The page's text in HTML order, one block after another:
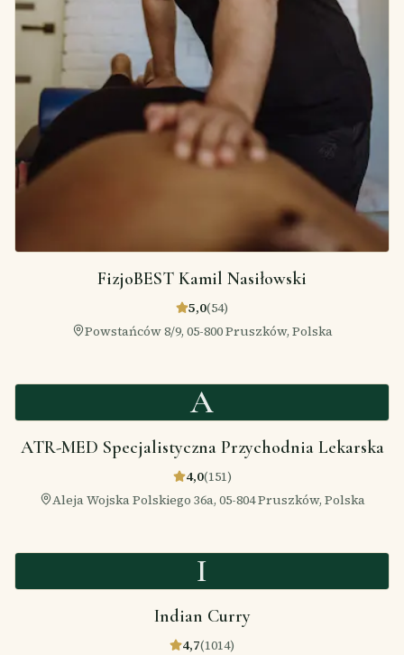
FizjoBEST Kamil Nasiłowski
5,0(54)
Powstańców 8/9, 05-800 Pruszków, Polska
A
ATR-MED Specjalistyczna Przychodnia Lekarska
4,0(151)
Aleja Wojska Polskiego 36a, 05-804 Pruszków, Polska
I
Indian Curry
4,7(1014)